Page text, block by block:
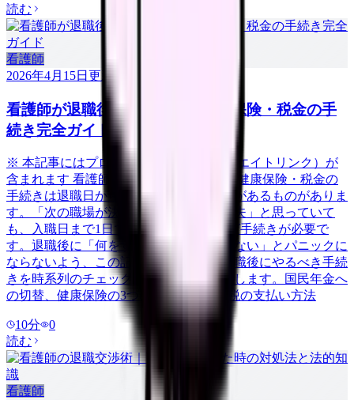
読む
看護師
2026年4月15日 更新
看護師が退職後にやるべき年金・保険・税金の手
続き完全ガイド
※ 本記事にはプロモーション（アフィリエイトリンク）が
含まれます 看護師が退職した後、年金・健康保険・税金の
手続きは退職日から14日以内に行う必要があるものがありま
す。「次の職場が決まっているから大丈夫」と思っていて
も、入職日まで1日でも空白期間があれば手続きが必要で
す。退職後に「何をすればいいかわからない」とパニックに
ならないよう、この記事では看護師が退職後にやるべき手続
きを時系列のチェックリスト形式で整理します。国民年金へ
の切替、健康保険の3つの選択肢、住民税の支払い方法
10分
0
読む
看護師